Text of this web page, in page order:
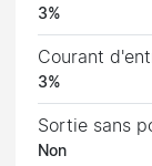
3%
Courant
3%
Sortie sans
Non